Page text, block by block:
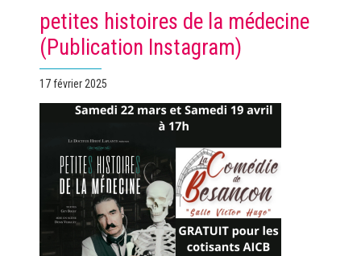
petites histoires de la médecine
(Publication Instagram)
Publié
17 février 2025